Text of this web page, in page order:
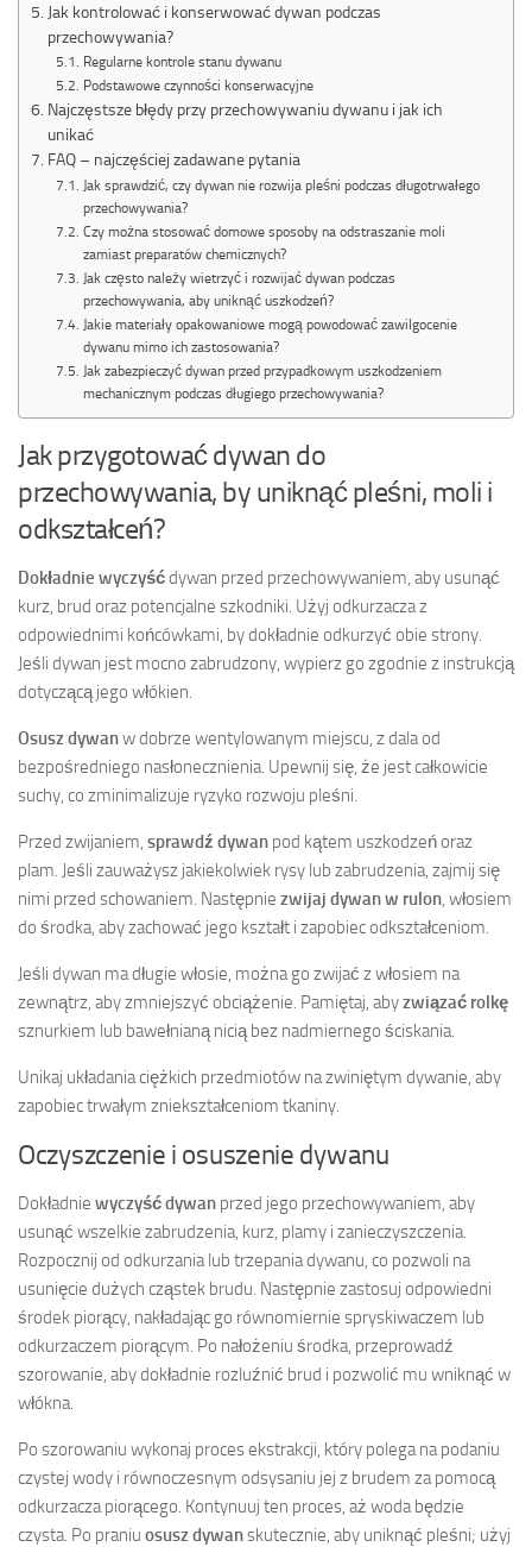
Jak kontrolować i konserwować dywan podczas
przechowywania?
Regularne kontrole stanu dywanu
Podstawowe czynności konserwacyjne
Najczęstsze błędy przy przechowywaniu dywanu i jak ich
unikać
FAQ – najczęściej zadawane pytania
Jak sprawdzić, czy dywan nie rozwija pleśni podczas długotrwałego
przechowywania?
Czy można stosować domowe sposoby na odstraszanie moli
zamiast preparatów chemicznych?
Jak często należy wietrzyć i rozwijać dywan podczas
przechowywania, aby uniknąć uszkodzeń?
Jakie materiały opakowaniowe mogą powodować zawilgocenie
dywanu mimo ich zastosowania?
Jak zabezpieczyć dywan przed przypadkowym uszkodzeniem
mechanicznym podczas długiego przechowywania?
Jak przygotować dywan do
przechowywania, by uniknąć pleśni, moli i
odkształceń?
Dokładnie wyczyśćdywan przed przechowywaniem, aby usunąć
kurz, brud oraz potencjalne szkodniki. Użyj odkurzacza z
odpowiednimi końcówkami, by dokładnie odkurzyć obie strony.
Jeśli dywan jest mocno zabrudzony, wypierz go zgodnie z instrukcją
dotyczącą jego włókien.
Osusz dywanw dobrze wentylowanym miejscu, z dala od
bezpośredniego nasłonecznienia. Upewnij się, że jest całkowicie
suchy, co zminimalizuje ryzyko rozwoju pleśni.
Przed zwijaniem, sprawdź dywan pod kątem uszkodzeń oraz
plam. Jeśli zauważysz jakiekolwiek rysy lub zabrudzenia, zajmij się
nimi przed schowaniem. Następnie zwijaj dywan w rulon , włosiem
do środka, aby zachować jego kształt i zapobiec odkształceniom.
Jeśli dywan ma długie włosie, można go zwijać z włosiem na
zewnątrz, aby zmniejszyć obciążenie. Pamiętaj, abyzwiązać rolkę
sznurkiem lub bawełnianą nicią bez nadmiernego ściskania.
Unikaj układania ciężkich przedmiotów na zwiniętym dywanie, aby
zapobiec trwałym zniekształceniom tkaniny.
Oczyszczenie i osuszenie dywanu
Dokładnie wyczyść dywan przed jego przechowywaniem, aby
usunąć wszelkie zabrudzenia, kurz, plamy i zanieczyszczenia.
Rozpocznij od odkurzania lub trzepania dywanu, co pozwoli na
usunięcie dużych cząstek brudu. Następnie zastosuj odpowiedni
środek piorący, nakładając go równomiernie spryskiwaczem lub
odkurzaczem piorącym. Po nałożeniu środka, przeprowadź
szorowanie, aby dokładnie rozluźnić brud i pozwolić mu wniknąć w
włókna.
Po szorowaniu wykonaj proces ekstrakcji, który polega na podaniu
czystej wody i równoczesnym odsysaniu jej z brudem za pomocą
odkurzacza piorącego. Kontynuuj ten proces, aż woda będzie
czysta. Po praniu osusz dywanskutecznie, aby uniknąć pleśni; użyj